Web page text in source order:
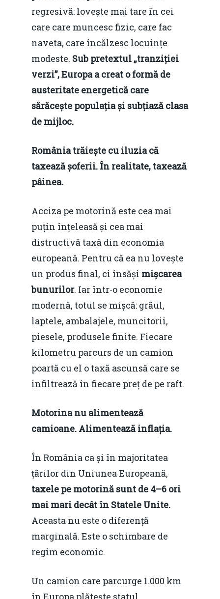
regresivă: lovește mai tare în cei
care care muncesc fizic, care fac
naveta, care încălzesc locuințe
modeste. Sub pretextul „tranziției
verzi”, Europa a creat o formă de
austeritate energetică care
sărăcește populația și subțiază clasa
de mijloc.
România trăiește cu iluzia că
taxează șoferii. În realitate, taxează
pâinea.
Acciza pe motorină este cea mai
puțin înțeleasă și cea mai
distructivă taxă din economia
europeană. Pentru că ea nu lovește
un produs final, ci însăși mișcarea
bunurilor. Iar într-o economie
modernă, totul se mișcă: grăul,
laptele, ambalajele, muncitorii,
piesele, produsele finite. Fiecare
kilometru parcurs de un camion
poartă cu el o taxă ascunsă care se
infiltrează în fiecare preț de pe raft.
Motorina nu alimentează
camioane. Alimentează inflația.
În România ca și în majoritatea
țărilor din Uniunea Europeană,
taxele pe motorină sunt de 4–6 ori
mai mari decât în ​​Statele Unite.
Aceasta nu este o diferență
marginală. Este o schimbare de
regim economic.
Un camion care parcurge 1.000 km
în Europa plătește statul